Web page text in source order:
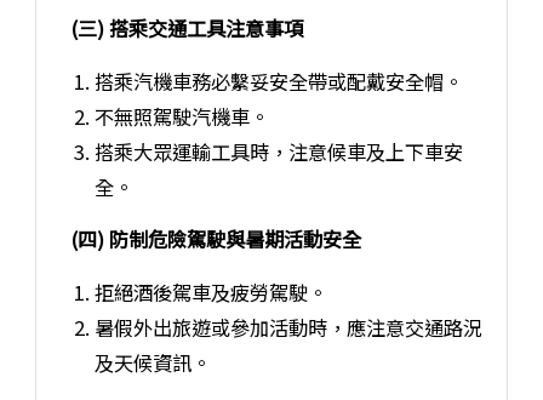
(三) 搭乘交通工具注意事項
搭乘汽機車務必繫妥安全帶或配戴安全帽。
不無照駕駛汽機車。
搭乘大眾運輸工具時，注意候車及上下車安
全。
(四) 防制危險駕駛與暑期活動安全
拒絕酒後駕車及疲勞駕駛。
暑假外出旅遊或參加活動時，應注意交通路況
及天候資訊。